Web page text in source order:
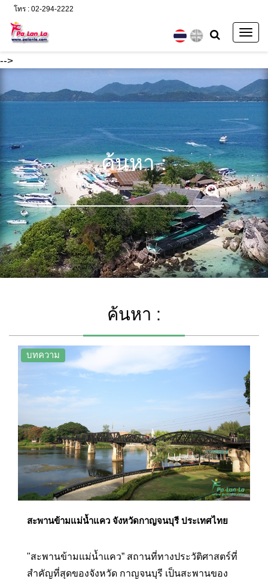
-->
โทร : 02-294-2222
ค้นหา :
ค้นหา :
บทความ
สะพานข้ามแม่น้ำแคว จังหวัดกาญจนบุรี ประเทศไทย
"สะพานข้ามแม่น้ำแคว” สถานที่ทางประวัติศาสตร์ที่
สำคัญที่สุดของจังหวัด กาญจนบุรี เป็นสะพานของ